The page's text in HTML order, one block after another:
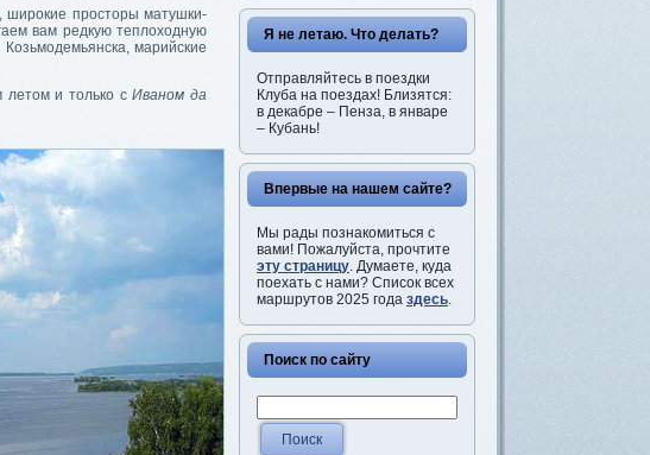
широкие просторы матушки-
вам редкую теплоходную
марийские
летом и только сИваном да
Я не летаю. Что делать?
Отправляйтесь в поездки
Клуба на поездах! Близятся:
в декабре – Пенза, в январе
– Кубань!
Впервые на нашем сайте?
Мы рады познакомиться с
вами! Пожалуйста, прочтите
эту страницу. Думаете, куда
поехать с нами? Список всех
маршрутов 2025 года здесь.
Поиск по сайту